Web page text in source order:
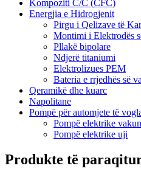
Kompoziti C/C (CFC)
Energjia e Hidrogjenit
Pirgu i Qelizave të
Montimi i Elektrodës
Pllakë bipolare
Ndjerë titaniumi
Elektrolizues PEM
Bateria e rrjedhës së
Qeramikë dhe kuarc
Napolitane
Pompë për automjete të
Pompë elektrike
Pompë elektrike uji
Produkte të